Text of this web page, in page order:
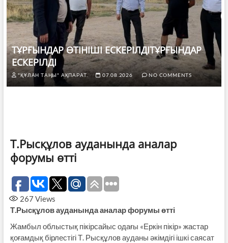
ТҰРҒЫНДАР ӨТІНІШІ ЕСКЕРІЛДІТҰРҒЫНДАР
ЕСКЕРІЛДІ
"ҚҰЛАН ТАҢЫ" АҚПАРАТ. 07.08.2026 NO COMMENTS
Т.Рысқұлов ауданында аналар
форумы өтті
267 Views
Т.Рысқұлов ауданында аналар форумы өтті
Жамбыл облыстық пікірсайыс одағы «Еркін пікір» жастар
қоғамдық бірлестігі Т. Рысқұлов ауданы әкімдігі ішкі саясат